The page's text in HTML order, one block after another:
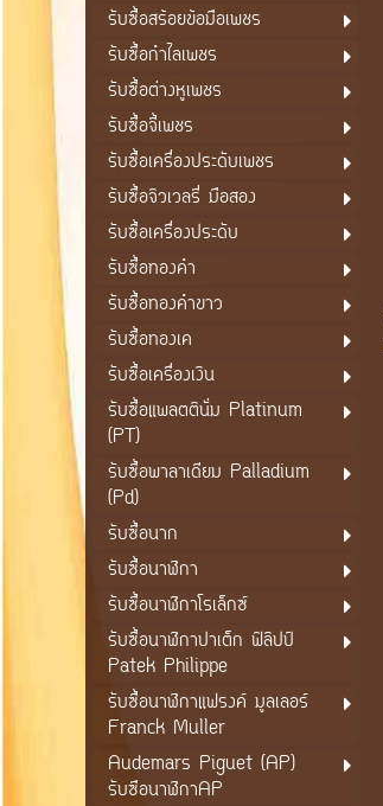
รับซื้อสร้อยข้อมือเพชร
รับซื้อกำไลเพชร
รับซื้อต่างหูเพชร
รับซื้อจี้เพชร
รับซื้อเครื่องประดับเพชร
รับซื้อจิวเวลรี่ มือสอง
รับซื้อเครื่องประดับ
รับซื้อทองคำ
รับซื้อทองคำขาว
รับซื้อทองเค
รับซื้อเครื่องเงิน
รับซื้อแพลตตินั่ม Platinum
(PT)
รับซื้อพาลาเดียม Palladium
(Pd)
รับซื้อนาก
รับซื้อนาฬิกา
รับซื้อนาฬิกาโรเล็กซ์
รับซื้อนาฬิกาปาเต็ก ฟิลิปป์
Patek Philippe
รับซื้อนาฬิกาแฟรงค์ มูลเลอร์
Franck Muller
Audemars Piguet (AP)
รับซือนาฬิกาAP